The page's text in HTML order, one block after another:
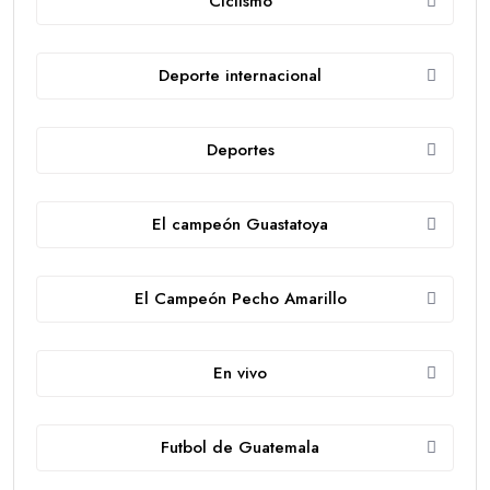
Deporte internacional
Deportes
El campeón Guastatoya
El Campeón Pecho Amarillo
En vivo
Futbol de Guatemala